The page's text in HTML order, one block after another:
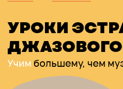
УРОКИ
ДЖАЗОВОГО
Учимбольшему, чем